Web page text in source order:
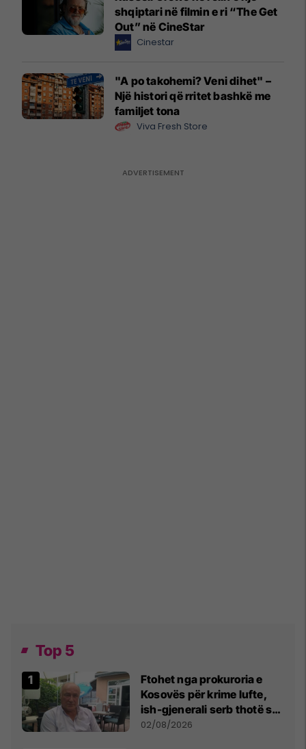
shqiptari në filmin e ri “The Get
Out” në CineStar
Cinestar
"A po takohemi? Veni dihet" –
Një histori që rritet bashkë me
familjet tona
Viva Fresh Store
Top 5
Ftohet nga prokuroria e
Kosovës për krime lufte,
ish-gjenerali serb thotë se
dikush e tradhtoi në
02/08/2026